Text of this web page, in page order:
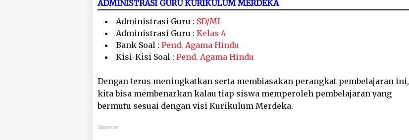
ADMINISTRASI GURU KURIKULUM MERDEKA
Administrasi Guru : SD/MI
Administrasi Guru : Kelas 4
Bank Soal : Pend. Agama Hindu
Kisi-Kisi Soal : Pend. Agama Hindu
Dengan terus meningkatkan serta membiasakan perangkat pembelajaran ini,
kita bisa membenarkan kalau tiap siswa memperoleh pembelajaran yang
bermutu sesuai dengan visi Kurikulum Merdeka.
Sponsor